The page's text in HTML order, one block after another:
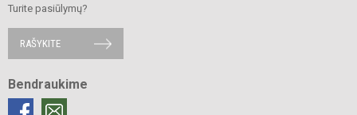
Turite pasiūlymų?
RAŠYKITE
Bendraukime